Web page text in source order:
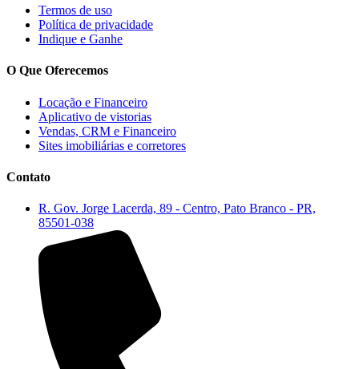
Termos de uso
Política de privacidade
Indique e Ganhe
O Que Oferecemos
Locação e Financeiro
Aplicativo de vistorias
Vendas, CRM e Financeiro
Sites imobiliárias e corretores
Contato
R. Gov. Jorge Lacerda, 89 - Centro, Pato Branco - PR,
85501-038